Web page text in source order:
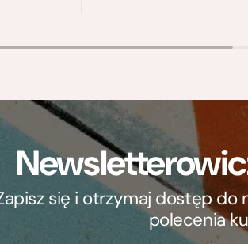
się i otrzymaj dostęp do
polecenia